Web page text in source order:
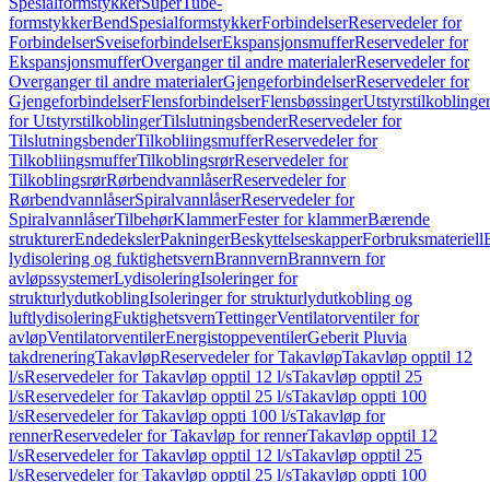
formstykkerBendSpesialformstykkerForbindelserReservedeler for
ForbindelserSveiseforbindelserEkspansjonsmufferReservedeler for
EkspansjonsmufferOverganger til andre materialerReservedeler for
Overganger til andre materialerGjengeforbindelserReservedeler for
GjengeforbindelserFlensforbindelserFlensbøssingerUtstyrstilkoblinger
for UtstyrstilkoblingerTilslutningsbenderReservedeler for
TilslutningsbenderTilkobliingsmufferReservedeler for
TilkobliingsmufferTilkoblingsrørReservedeler for
TilkoblingsrørRørbendvannlåserReservedeler for
RørbendvannlåserSpiralvannlåserReservedeler for
SpiralvannlåserTilbehørKlammerFester for klammerBærende
strukturerEndedekslerPakningerBeskyttelseskapperForbruksmateriell
lydisolering og fuktighetsvernBrannvernBrannvern for
avløpssystemerLydisoleringIsoleringer for
strukturlydutkoblingIsoleringer for strukturlydutkobling og
luftlydisoleringFuktighetsvernTettingerVentilatorventiler for
avløpVentilatorventilerEnergistoppeventilerGeberit Pluvia
takdreneringTakavløpReservedeler for TakavløpTakavløp opptil 12
l/sReservedeler for Takavløp opptil 12 l/sTakavløp opptil 25
l/sReservedeler for Takavløp opptil 25 l/sTakavløp oppti 100
l/sReservedeler for Takavløp oppti 100 l/sTakavløp for
rennerReservedeler for Takavløp for rennerTakavløp opptil 12
l/sReservedeler for Takavløp opptil 12 l/sTakavløp opptil 25
l/sReservedeler for Takavløp opptil 25 l/sTakavløp oppti 100